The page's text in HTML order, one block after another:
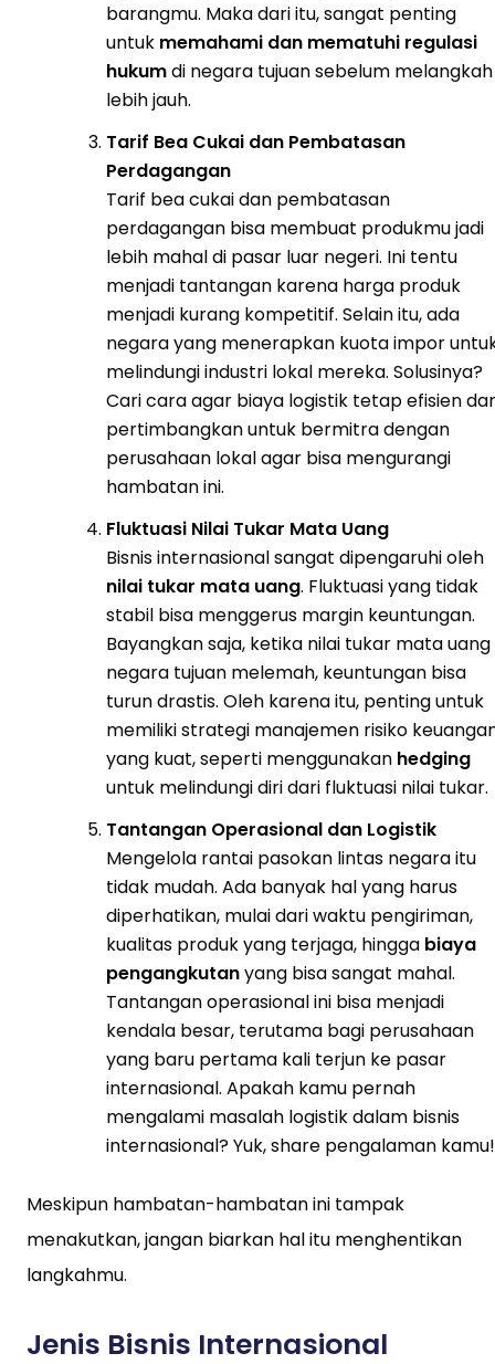
barangmu. Maka dari itu, sangat penting
untuk memahami dan mematuhi regulasi
hukumdi negara tujuan sebelum melangkah
lebih jauh.
Tarif Bea Cukai dan Pembatasan
Perdagangan
Tarif bea cukai dan pembatasan
perdagangan bisa membuat produkmu jadi
lebih mahal di pasar luar negeri. Ini tentu
menjadi tantangan karena harga produk
menjadi kurang kompetitif. Selain itu, ada
negara yang menerapkan kuota impor
melindungi industri lokal mereka. Solusinya?
Cari cara agar biaya logistik tetap efisien
pertimbangkan untuk bermitra dengan
perusahaan lokal agar bisa mengurangi
hambatan ini.
Fluktuasi Nilai Tukar Mata Uang
Bisnis internasional sangat dipengaruhi oleh
nilai tukar mata uang. Fluktuasi yang tidak
stabil bisa menggerus margin keuntungan.
Bayangkan saja, ketika nilai tukar mata uang
negara tujuan melemah, keuntungan bisa
turun drastis. Oleh karena itu, penting untuk
memiliki strategi manajemen risiko
yang kuat, seperti menggunakan hedging
untuk melindungi diri dari fluktuasi nilai tukar.
Tantangan Operasional dan Logistik
Mengelola rantai pasokan lintas negara itu
tidak mudah. Ada banyak hal yang harus
diperhatikan, mulai dari waktu pengiriman,
kualitas produk yang terjaga, hingga biaya
pengangkutanyang bisa sangat mahal.
Tantangan operasional ini bisa menjadi
kendala besar, terutama bagi perusahaan
yang baru pertama kali terjun ke pasar
internasional. Apakah kamu pernah
mengalami masalah logistik dalam bisnis
internasional? Yuk, share pengalaman kamu!
Meskipun hambatan-hambatan ini tampak
menakutkan, jangan biarkan hal itu menghentikan
langkahmu.
Jenis Bisnis Internasional